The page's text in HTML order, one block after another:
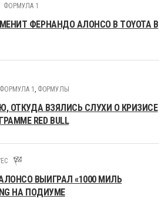
ФОРМУЛА 1
ФЕРНАНДО АЛОНСО В TOYOTA В
ФОРМУЛА 1 , ФОРМУЛЫ
ОТКУДА ВЗЯЛИСЬ СЛУХИ О КРИЗИСЕ
RED BULL
ВЫИГРАЛ «1000 МИЛЬ
НА ПОДИУМЕ